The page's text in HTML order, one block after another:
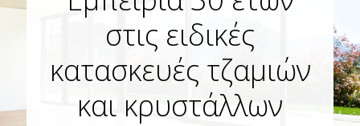
στις ειδικές
κατασκευές τζαμιών
και κρυστάλλων